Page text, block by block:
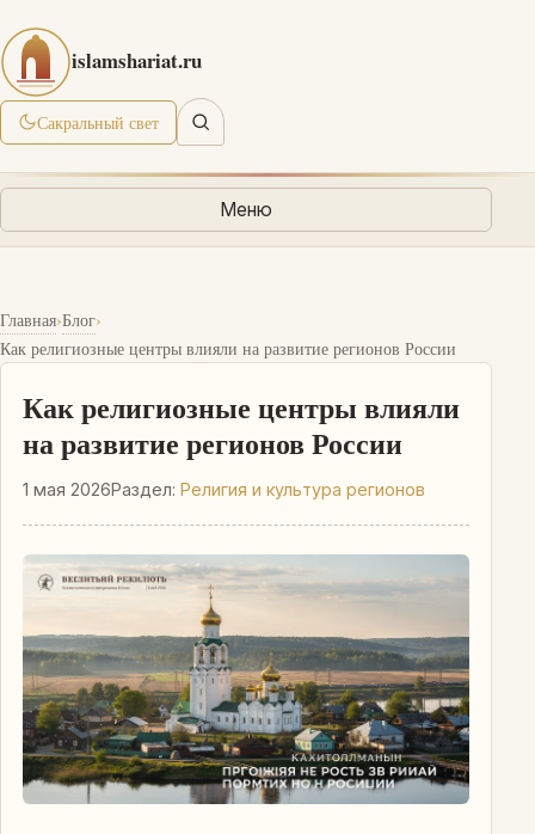
islamshariat.ru
Сакральный свет
Меню
Главная›Блог›
Как религиозные центры влияли на развитие регионов России
Как религиозные центры влияли
на развитие регионов России
1 мая 2026Раздел: Религия и культура регионов